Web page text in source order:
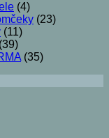
(4)
(23)
(11)
(39)
(35)